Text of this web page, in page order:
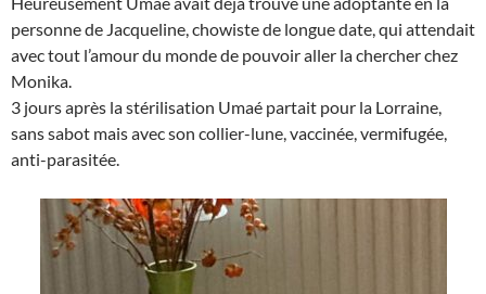
personne de Jacqueline, chowiste de longue date, qui attendait
avec tout l’amour du monde de pouvoir aller la chercher chez
Monika.
3 jours après la stérilisation Umaé partait pour la Lorraine,
sans sabot mais avec son collier-lune, vaccinée, vermifugée,
anti-parasitée.